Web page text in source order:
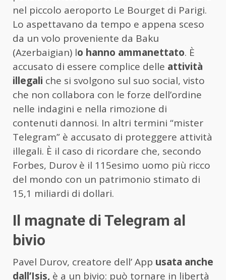
nel piccolo aeroporto Le Bourget di Parigi.
Lo aspettavano da tempo e appena sceso
da un volo proveniente da Baku
(Azerbaigian) lo hanno ammanettato. È
accusato di essere complice delle attività
illegali che si svolgono sul suo social, visto
che non collabora con le forze dell’ordine
nelle indagini e nella rimozione di
contenuti dannosi. In altri termini “mister
Telegram” è accusato di proteggere attività
illegali. È il caso di ricordare che, secondo
Forbes, Durov è il 115esimo uomo più ricco
del mondo con un patrimonio stimato di
15,1 miliardi di dollari.
Il magnate di Telegram al
bivio
Pavel Durov, creatore dell’ App usata anche
dall’Isis, è a un bivio: può tornare in libertà